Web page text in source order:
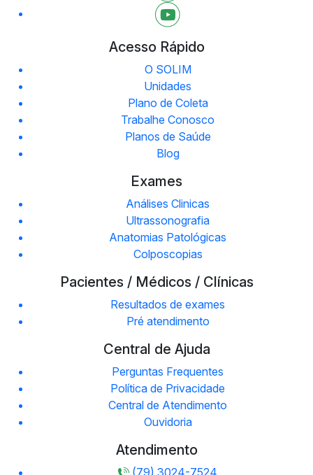
Acesso Rápido
O SOLIM
Unidades
Plano de Coleta
Trabalhe Conosco
Planos de Saúde
Blog
Exames
Análises Clinicas
Ultrassonografia
Anatomias Patológicas
Colposcopias
Pacientes / Médicos / Clínicas
Resultados de exames
Pré atendimento
Central de Ajuda
Perguntas Frequentes
Política de Privacidade
Central de Atendimento
Ouvidoria
Atendimento
(79) 3024-7524